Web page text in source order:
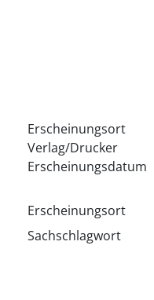
Erscheinungsort
Verlag/Drucker
Erscheinungsdatum
Erscheinungsort
Sachschlagwort